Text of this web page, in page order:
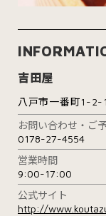
吉田屋
八戸市一番町1-2-1
お問い合わせ・ご
0178-27-4554
営業時間
9:00-17:00
公式サイト
http://